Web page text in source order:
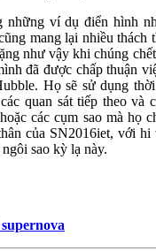
những ví dụ điển hình
mang lại nhiều thách
như vậy khi chúng
đã được chấp thuận
Họ sẽ sử dụng
quan sát tiếp theo và
các cụm sao mà họ
của SN2016iet, với hi
sao kỳ lạ này.